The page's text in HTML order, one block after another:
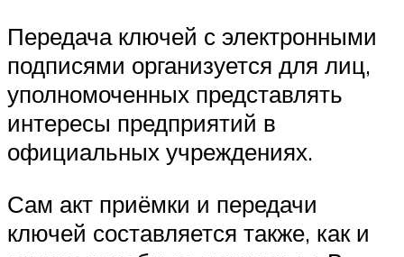
Передача ключей с электронными
подписями организуется для лиц,
уполномоченных представлять
интересы предприятий в
официальных учреждениях.
Сам акт приёмки и передачи
ключей составляется также, как и